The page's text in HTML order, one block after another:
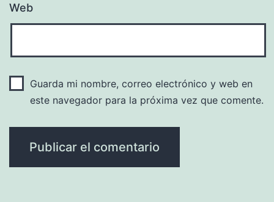
Web
Guarda mi nombre, correo electrónico y web en
este navegador para la próxima vez que comente.